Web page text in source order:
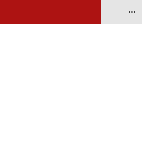
•••